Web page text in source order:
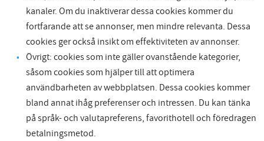
kanaler. Om du inaktiverar dessa cookies kommer du
fortfarande att se annonser, men mindre relevanta. Dessa
cookies ger också insikt om effektiviteten av annonser.
Övrigt: cookies som inte gäller ovanstående kategorier,
såsom cookies som hjälper till att optimera
användbarheten av webbplatsen. Dessa cookies kommer
bland annat ihåg preferenser och intressen. Du kan tänka
på språk- och valutapreferens, favorithotell och föredragen
betalningsmetod.